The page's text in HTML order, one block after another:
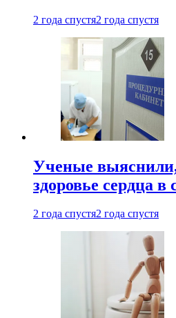
2 года спустя2 года спустя
Ученые
здоровье сердца в
2 года спустя2 года спустя